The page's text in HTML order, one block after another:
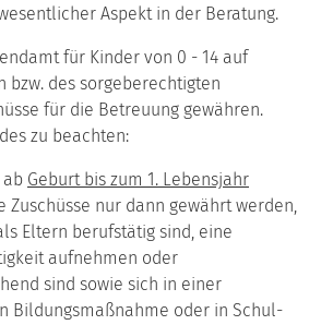
Aspekt in der Beratung.
für Kinder von 0 - 14 auf
bzw. des sorgeberechtigten
für die Betreuung gewähren.
zu beachten:
ab Geburt bis zum 1. Lebensjahr
Zuschüsse nur dann gewährt werden,
Eltern berufstätig sind, eine
aufnehmen oder
sind sowie sich in einer
Bildungsmaßnahme oder in Schul-